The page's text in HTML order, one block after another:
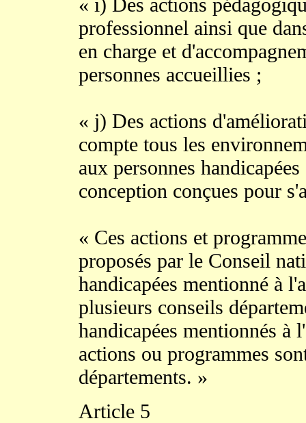
professionnel ainsi que
en charge et
personnes accueillies ;
« j) Des actions
compte tous les
aux personnes
conception conçues pour
« Ces actions et
proposés par le Conseil
handicapées mentionné à
plusieurs conseils
handicapées mentionnés
actions ou programmes
départements. »
Article 5